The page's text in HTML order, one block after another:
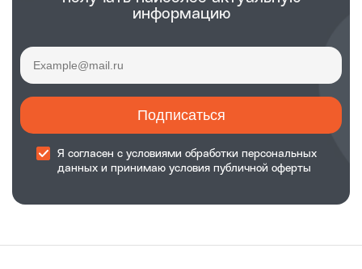
информацию
Подписаться
Я согласен с условиями обработки персональных
данных и принимаю условия публичной оферты